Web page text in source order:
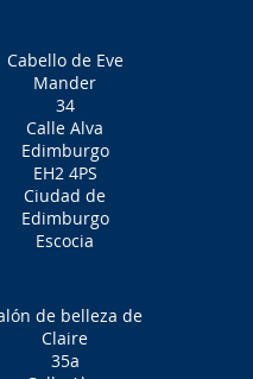
Cabello de Eve
Mander
34
Calle Alva
Edimburgo
EH2 4PS
Ciudad de
Edimburgo
Escocia
de belleza de
Claire
35a